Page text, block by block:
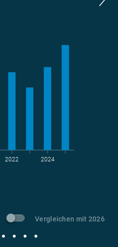
-Vermeidung
2022 2024
Vergleichen mit 2026